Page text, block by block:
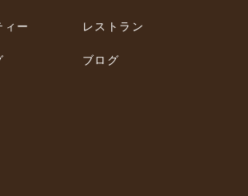
ィー レストラン
ブログ